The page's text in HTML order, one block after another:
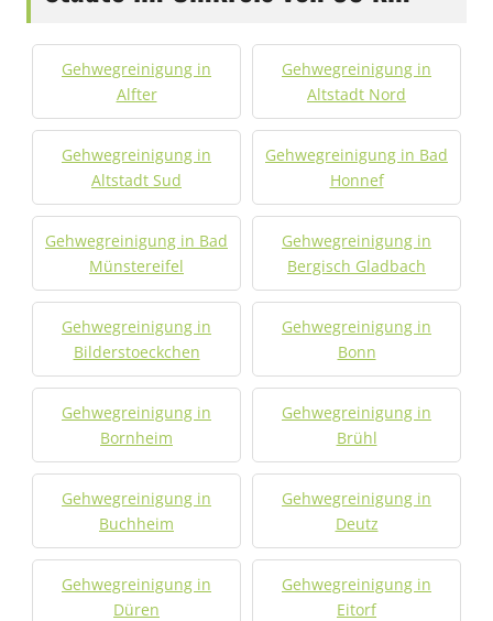
Gehwegreinigung in
Alfter
Gehwegreinigung in
Altstadt Nord
Gehwegreinigung in
Altstadt Sud
Gehwegreinigung in Bad
Honnef
Gehwegreinigung in Bad
Münstereifel
Gehwegreinigung in
Bergisch Gladbach
Gehwegreinigung in
Bilderstoeckchen
Gehwegreinigung in
Bonn
Gehwegreinigung in
Bornheim
Gehwegreinigung in
Brühl
Gehwegreinigung in
Buchheim
Gehwegreinigung in
Deutz
Gehwegreinigung in
Düren
Gehwegreinigung in
Eitorf